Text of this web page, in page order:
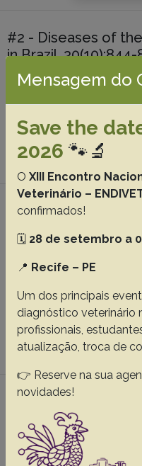
#2 - Diseases of
in Brazil, 30(10):844-
Portela R.A. Riet-Correa F.
Abstracts: English
Download
#3 -
state of Santa
Furlan F.H. Lucioli J.
Abstracts: English
Download
#4 - Hemograma,
e dosagens
ovinos acometidos
Nordeste do Brasil,
Mensagem do
Save the
2026 🐾🔬
O XIII Encontro
Veterinário –
confirmados!
🗓️ 28 de setembro a
📍 Recife – PE
Um dos principais
diagnóstico veterinário
profissionais,
atualização, troca de
👉 Reserve na sua
novidades!